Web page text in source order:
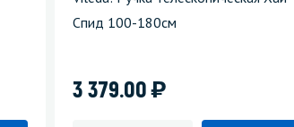
Спид 100-180см
3 379.00)